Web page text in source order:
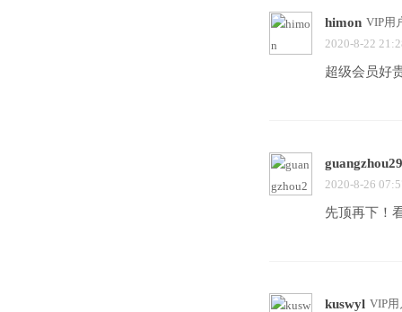
himon VIP用
2020-8-22
超级会员好
2020-8-26
先顶再下！
kuswyl VIP用